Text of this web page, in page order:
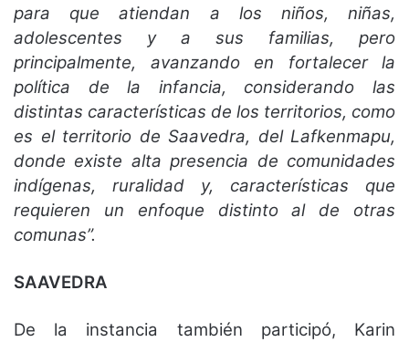
para que atiendan a los niños, niñas,
adolescentes y a sus familias, pero
principalmente, avanzando en fortalecer la
política de la infancia, considerando las
distintas características de los territorios, como
es el territorio de Saavedra, del Lafkenmapu,
donde existe alta presencia de comunidades
indígenas, ruralidad y, características que
requieren un enfoque distinto al de otras
comunas”.
SAAVEDRA
De la instancia también participó, Karin